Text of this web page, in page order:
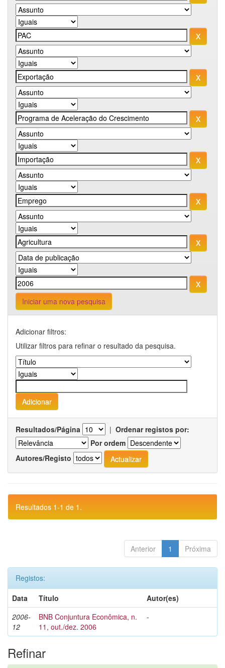
Iniciar uma nova pesquisa
Adicionar filtros:
Utilizar filtros para refinar o resultado da pesquisa.
Resultados/Página | Ordenar registos por:
Por ordem
Autores/Registo
Resultados 1-1 de 1.
Anterior 1 Próxima
Registos:
Data
Título
Autor(es)
2006-
12
BNB Conjuntura Econômica, n.
11, out./dez. 2006
-
Refinar